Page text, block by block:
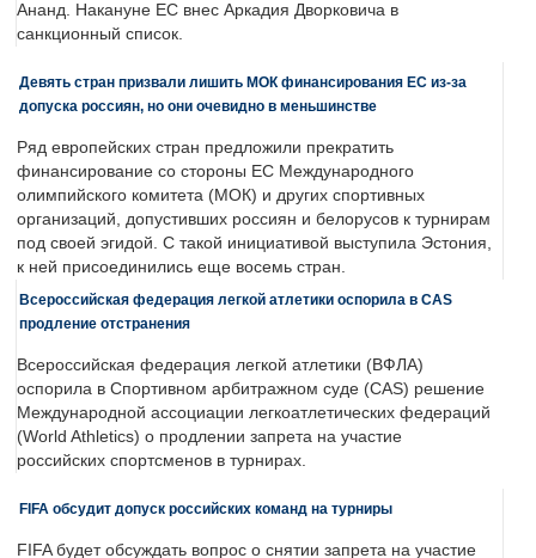
Ананд. Накануне ЕС внес Аркадия Дворковича в
санкционный список.
Девять стран призвали лишить МОК финансирования ЕС из-за
допуска россиян, но они очевидно в меньшинстве
Ряд европейских стран предложили прекратить
финансирование со стороны ЕС Международного
олимпийского комитета (МОК) и других спортивных
организаций, допустивших россиян и белорусов к турнирам
под своей эгидой. С такой инициативой выступила Эстония,
к ней присоединились еще восемь стран.
Всероссийская федерация легкой атлетики оспорила в CAS
продление отстранения
Всероссийская федерация легкой атлетики (ВФЛА)
оспорила в Спортивном арбитражном суде (CAS) решение
Международной ассоциации легкоатлетических федераций
(World Athletics) о продлении запрета на участие
российских спортсменов в турнирах.
FIFA обсудит допуск российских команд на турниры
FIFA будет обсуждать вопрос о снятии запрета на участие